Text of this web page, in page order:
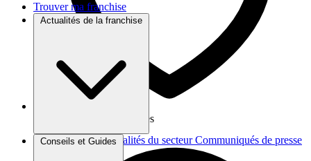
Trouver ma franchise
Actualités de la franchise
Brèves et actus Actualités du secteur Communiqués de presse
Conseils et Guides
Vos données sont protégées